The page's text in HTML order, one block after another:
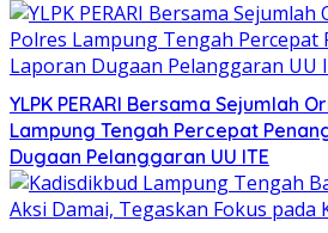
YLPK PERARI Bersama Sejumlah
Lampung Tengah Percepat
Dugaan Pelanggaran UU ITE